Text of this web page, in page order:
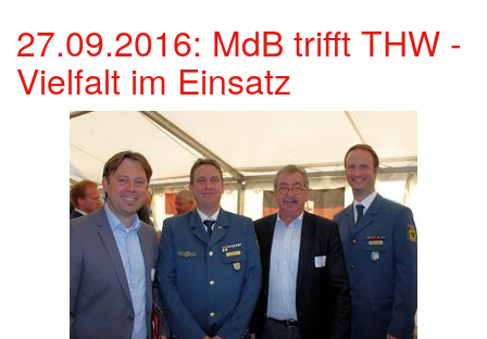
27.09.2016: MdB trifft THW -
Vielfalt im Einsatz